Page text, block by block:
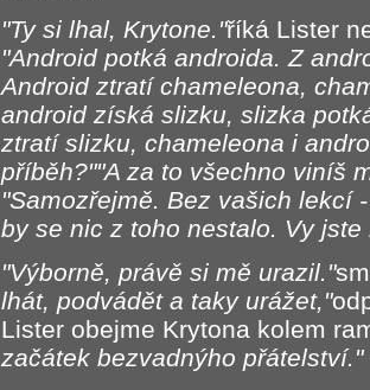
"Ty si lhal, Krytone."říká Lister
"Android potká androida. Z
Android ztratí chameleona,
android získá slizku, slizka
ztratí slizku, chameleona i
příběh?""A za to všechno viníš
"Samozřejmě. Bez vašich lekcí
by se nic z toho nestalo. Vy
"Výborně, právě si mě urazil."
lhát, podvádět a taky urážet,"
Lister obejme Krytona kolem
začátek bezvadnýho přátelství."